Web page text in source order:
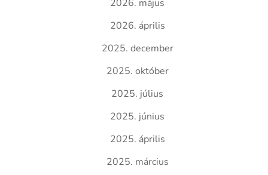
2026. május
2026. április
2025. december
2025. október
2025. július
2025. június
2025. április
2025. március